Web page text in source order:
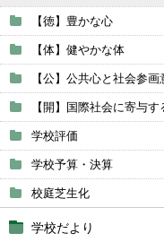
【徳】豊かな心
【体】健やかな体
【公】公共心と社会参画
【開】国際社会に寄与
学校評価
学校予算・決算
校庭芝生化
学校だより